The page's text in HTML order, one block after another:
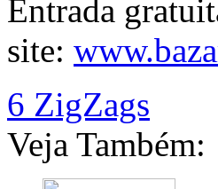
Entrada
site:
6 ZigZags
Veja Também: